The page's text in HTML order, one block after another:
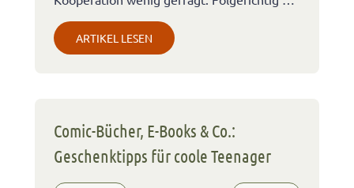
ARTIKEL LESEN
Comic-Bücher, E-Books & Co.:
Geschenktipps für coole Teenager